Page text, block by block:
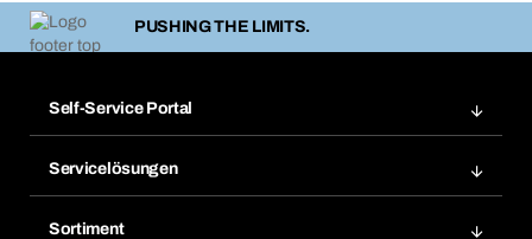
PUSHING THE LIMITS.
Self-Service Portal
Merklisten
Servicelösungen
Sortiment